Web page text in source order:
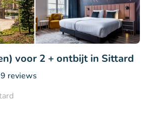
voor 2 + ontbijt in Sittard
reviews